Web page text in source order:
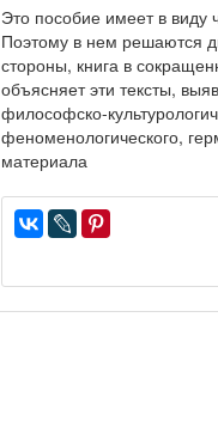
Это пособие имеет в виду
Поэтому в нем решаются
стороны, книга в
объясняет эти тексты,
философско-
феноменологического,
материала